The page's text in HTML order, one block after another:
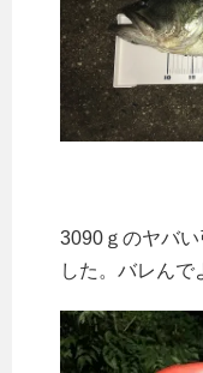
3090ｇのヤバ
した。バレんで